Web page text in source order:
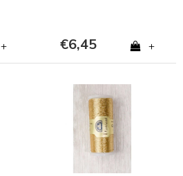
+ €6,45 +